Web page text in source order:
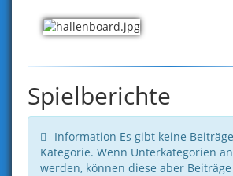
Spielberichte
Information Es gibt keine
Kategorie. Wenn Unterkategorien
werden, können diese aber